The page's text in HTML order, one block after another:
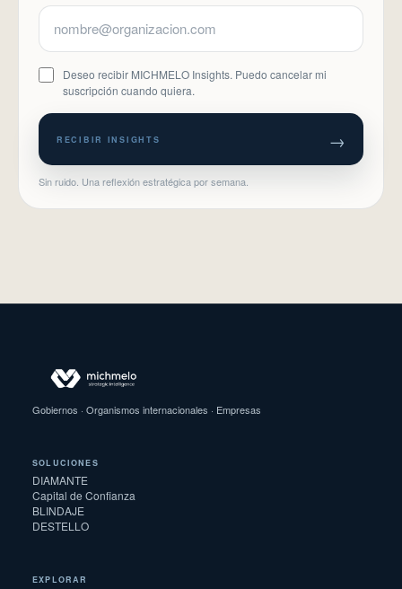
Deseo recibir MICHMELO Insights. Puedo cancelar mi
suscripción cuando quiera.
RECIBIR INSIGHTS →
Sin ruido. Una reflexión estratégica por semana.
Gobiernos · Organismos internacionales · Empresas
SOLUCIONES
DIAMANTE
Capital de Confianza
BLINDAJE
DESTELLO
EXPLORAR